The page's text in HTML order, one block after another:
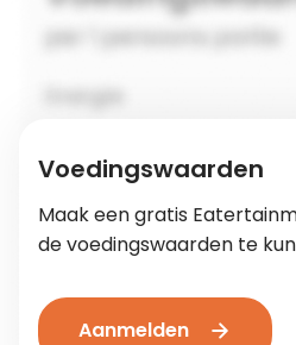
Voedingswaarden
Maak een gratis
de voedingswaarden te
Aanmelden